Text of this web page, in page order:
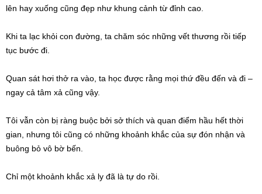
lên hay xuống cũng đẹp như khung cảnh từ đỉnh cao.
Khi ta lạc khỏi con đường, ta chăm sóc những vết thương rồi tiếp
tục bước đi.
Quan sát hơi thở ra vào, ta học được rằng mọi thứ đều đến và đi –
ngay cả tâm xả cũng vậy.
Tôi vẫn còn bị ràng buộc bởi sở thích và quan điểm hầu hết thời
gian, nhưng tôi cũng có những khoảnh khắc của sự đón nhận và
buông bỏ vô bờ bến.
Chỉ một khoảnh khắc xả ly đã là tự do rồi.